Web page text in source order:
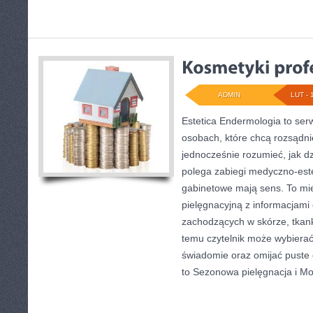
LUT -
ADMIN
Estetica Endermologia to
osobach, które chcą
jednocześnie rozumieć, jak
polega zabiegi medyczno-
gabinetowe mają sens. To
pielęgnacyjną z
zachodzących w skórze,
temu czytelnik może
świadomie oraz omijać
to Sezonowa pielęgnacja i